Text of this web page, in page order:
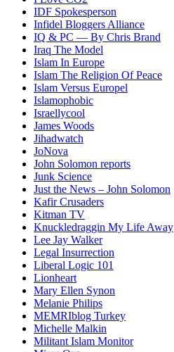
IDF Spokesperson
Infidel Bloggers Alliance
IQ & PC — By Chris Brand
Iraq The Model
Islam In Europe
Islam The Religion Of Peace
Islam Versus Europel
Islamophobic
Israellycool
James Woods
Jihadwatch
JoNova
John Solomon reports
Junk Science
Just the News – John Solomon
Kafir Crusaders
Kitman TV
Knuckledraggin My Life Away
Lee Jay Walker
Legal Insurrection
Liberal Logic 101
Lionheart
Mary Ellen Synon
Melanie Philips
MEMRIblog Turkey
Michelle Malkin
Militant Islam Monitor